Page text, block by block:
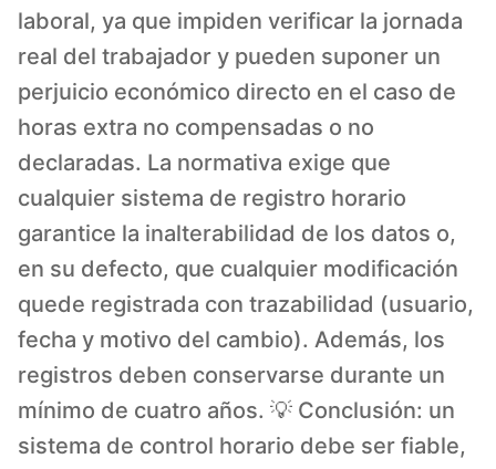
laboral, ya que impiden verificar la jornada
real del trabajador y pueden suponer un
perjuicio económico directo en el caso de
horas extra no compensadas o no
declaradas. La normativa exige que
cualquier sistema de registro horario
garantice la inalterabilidad de los datos o,
en su defecto, que cualquier modificación
quede registrada con trazabilidad (usuario,
fecha y motivo del cambio). Además, los
registros deben conservarse durante un
mínimo de cuatro años. 💡 Conclusión: un
sistema de control horario debe ser fiable,